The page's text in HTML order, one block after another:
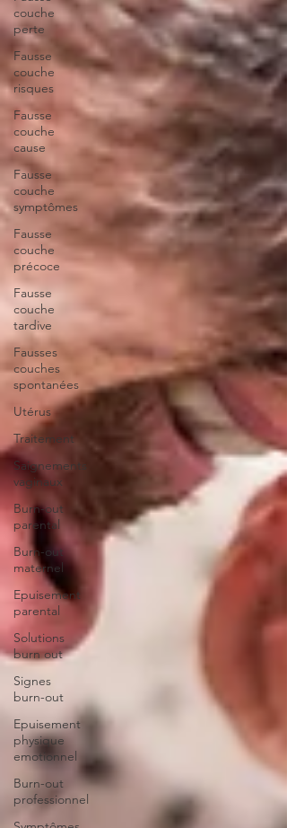
couche
perte
Fausse
couche
risques
Fausse
couche
cause
Fausse
couche
symptômes
Fausse
couche
précoce
Fausse
couche
tardive
Fausses
couches
spontanées
Utérus
Traitement
Saignements
vaginaux
Burn-out
parental
Burn-out
maternel
Epuisement
parental
Solutions
burn out
Signes
burn-out
Epuisement
physique
emotionnel
Burn-out
professionnel